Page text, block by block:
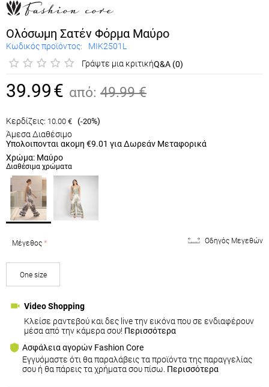
Ολόσωμη Σατέν Φόρμα Μαύρο
Κωδικός προϊόντος:
MIK2501L
Γράψτε μια κριτικήQ&A (0)
39.99€ από: 49.99 €
Κερδίζεις: 10.00 € (-20%)
Άμεσα Διαθέσιμο
Υπολοιπονται ακομη €9.01 για Δωρεάν Μεταφορικά
Χρώμα: Μαύρο
Διαθέσιμα χρώματα
Οδηγός Μεγεθών
Μέγεθος
One size
Video Shopping
Κλείσε ραντεβού και δες live την εικόνα που σε ενδιαφέρουν
μέσα από την κάμερα σου! Περισσότερα
Ασφάλεια αγορών Fashion Core
Εγγυόμαστε ότι θα παραλάβεις τα προϊόντα της παραγγελίας
σου ή θα πάρεις τα χρήματα σου πίσω. Περισσότερα